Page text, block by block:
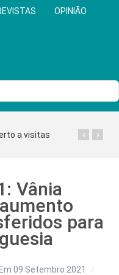
OPINIÃO
a visitas ›
‹
Vânia
para
09 Setembro 2021